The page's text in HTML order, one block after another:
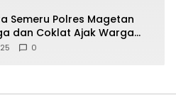
Semeru Polres Magetan
dan Coklat Ajak Warga
0